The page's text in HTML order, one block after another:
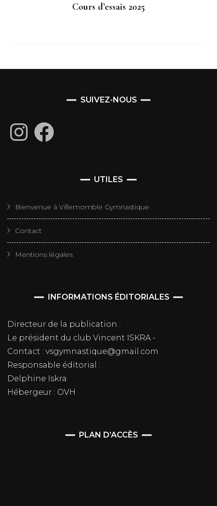
Cours d’essais 2025
SUIVEZ-NOUS
InstagramFacebook
UTILES
Bienvenue à Villemomble Gymnastique
Contact
Mentions légales
INFORMATIONS ÉDITORIALES
Directeur de la publication :
Le président du club Vincent ISKRA -
Contact : vsgymnastique@gmail.com
Responsable éditorial :
Delphine Iskra
Hébergeur : OVH
PLAN D’ACCÈS